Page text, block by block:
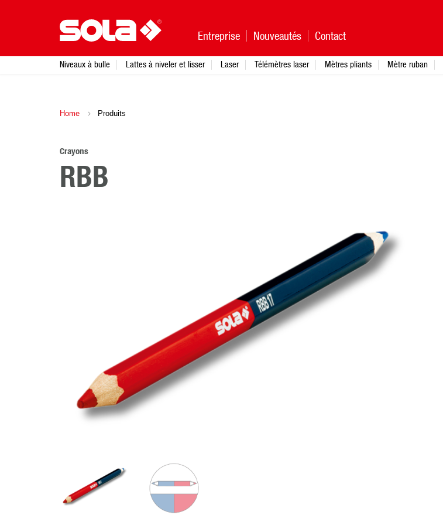
Home Produits
Crayons
RBB
Entreprise Nouveautés Contact
Niveaux à bulle Lattes à niveler et lisser Laser Télémètres laser Mètres pliants Mètre ruban